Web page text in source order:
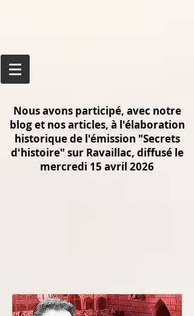
Nous avons participé, avec notre
blog et nos articles, à l'élaboration
historique de l'émission "Secrets
d'histoire" sur Ravaillac, diffusé le
mercredi 15 avril 2026